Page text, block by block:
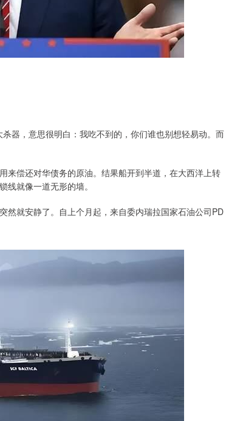
器，意思很明白：我吃不到的，你们谁也别想轻易动。而
来偿还对华债务的原油。结果船开到半道，在大西洋上转
就像一道无形的墙。
然就安静了。自上个月起，来自委内瑞拉国家石油公司PD